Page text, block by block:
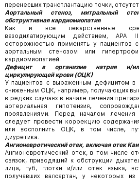
перенесших трансплантацию почки,
Аортальный стеноз, митральный
обструктивная кардиомиопатия
Как и все лекарственные
вазодилатирующим действием,
осторожностью применять у пациентов
аортальным стенозом или
кардиомиопатией.
Дефицит в организме натрия и/
циркулирующей крови (ОЦК)
У пациентов с выраженным дефицитом в
сниженным ОЦК, например, получающих
в редких случаях в начале лечения
артериальная гипотензия,
проявлениями. Перед началом лечения
следует провести коррекцию
или восполнить ОЦК, в том числе,
диуретика.
Ангионевротический отек, включая отек
Ангионевротический отек, в том числе
связок, приводящий к обструкции
лица, губ, глотки и/или отек языка,
получавших валсартан, у некоторых